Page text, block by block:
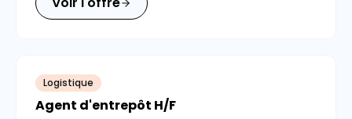
Logistique
Agent d'entrepôt H/F